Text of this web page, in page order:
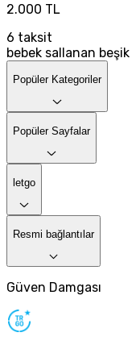
2.000 TL
6 taksit
bebek sallanan beşik
Popüler Kategoriler
Popüler Sayfalar
letgo
Resmi bağlantılar
Güven Damgası